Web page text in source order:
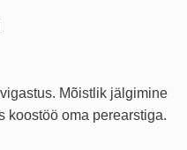
Mõistlik jälgimine
koostöö oma perearstiga.